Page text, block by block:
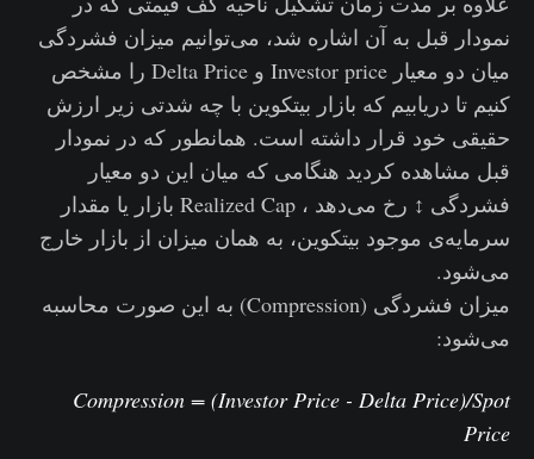
نمودار قبل به آن اشاره شد، می‌توانیم میزان فشردگی
میان دو معیار Investor price و Delta Price را مشخص
کنیم تا دریابیم که بازار بیتکوین با چه شدتی زیر ارزش
حقیقی خود قرار داشته است. همانطور که در نمودار
قبل مشاهده کردید هنگامی که میان این دو معیار
فشردگی ↕️ رخ می‌دهد ، Realized Cap بازار یا مقدار
سرمایه‌‌ی موجود بیتکوین، به همان میزان از بازار خارج
می‌شود.
میزان فشردگی (Compression) به این صورت محاسبه
می‌شود:
Compression = (Investor Price - Delta Price)/Spot
Price